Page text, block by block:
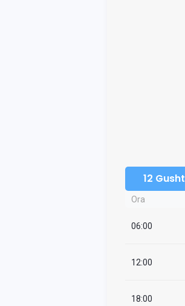
12 Gusht
Ora
06:00
12:00
18:00